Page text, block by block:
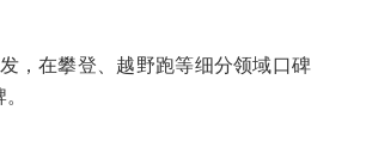
，在攀登、越野跑等细分领域口碑